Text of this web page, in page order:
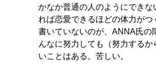
かなか普通の人のようにできな
れば恋愛できるほどの体力がつ
書いていないのが、ANNA氏の
んなに努力しても（努力するか
いことはある。苦しい。